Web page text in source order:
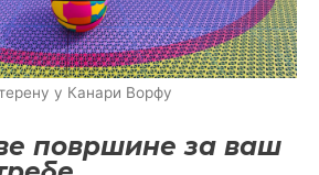
у Канари Ворфу
површине за ваш